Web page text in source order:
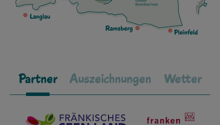
Partner Auszeichnungen Wetter